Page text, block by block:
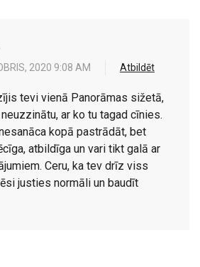
2020 9:08 AM Atbildēt
tevi vienā Panorāmas sižetā,
ar ko tu tagad cīnies.
kopā pastrādāt, bet
atbildīga un vari tikt galā ar
Ceru, ka tev drīz viss
justies normāli un baudīt